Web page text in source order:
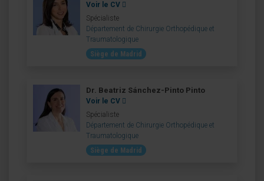
Voir le CV
Spécialiste
Département de Chirurgie Orthopédique et
Traumatologique
Siège de Madrid
Dr. Beatriz Sánchez-Pinto Pinto
Voir le CV
Spécialiste
Département de Chirurgie Orthopédique et
Traumatologique
Siège de Madrid